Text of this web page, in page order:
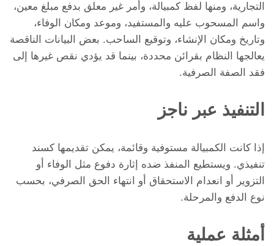
التجارية، ومنها لفظ كمبيالة، وأمر غير معلق بدفع مبلغ معين،
واسم المسحوب عليه والمستفيد، وموعد ومكان الوفاء،
وتاريخ ومكان الإنشاء، وتوقيع الساحب. بعض البيانات الناقصة
يعالجها النظام بقرائن محددة، بينما قد يؤدي نقص غيرها إلى
فقد الصفة الصرفية.
التنفيذ عبر ناجز
إذا كانت الكمبيالة مستوفية وقائمة، يمكن تقديمها كسند
تنفيذي. ويستطيع المنفذ ضده إثارة دفوع مثل الوفاء أو
التزوير أو انعدام الاستحقاق أو انتهاء الحق الصرفي، بحسب
نوع الدفع والمرحلة.
أمثلة عملية